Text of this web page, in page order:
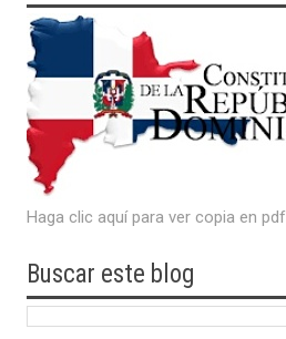
Haga clic aquí para ver copia en pdf
Buscar este blog